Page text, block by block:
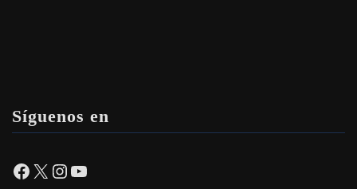
Síguenos en
Facebook
X Instagram
YouTube